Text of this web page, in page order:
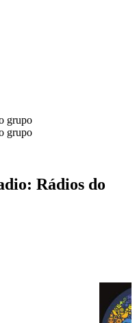
grupo
grupo
Rádios do